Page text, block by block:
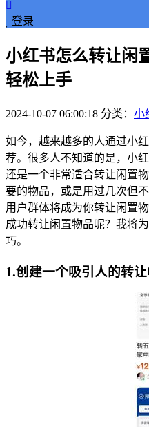
登录
小红书怎么转让闲
轻松上手
2024-10-07 06:00:18 分类： 小
如今，越来越多的人通过小
荐。很多人不知道的是，小
还是一个非常适合转让闲置
要的物品，或是用过几次但
用户群体将成为你转让闲置
成功转让闲置物品呢？我将
巧。
1.创建一个吸引人的转